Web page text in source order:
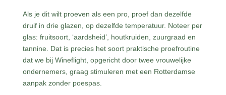
Als je dit wilt proeven als een pro, proef dan dezelfde
druif in drie glazen, op dezelfde temperatuur. Noteer per
glas: fruitsoort, ‘aardsheid’, houtkruiden, zuurgraad en
tannine. Dat is precies het soort praktische proefroutine
dat we bij Wineflight, opgericht door twee vrouwelijke
ondernemers, graag stimuleren met een Rotterdamse
aanpak zonder poespas.